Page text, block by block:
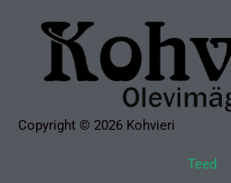
Copyright © 2026 Kohvieri
Teed